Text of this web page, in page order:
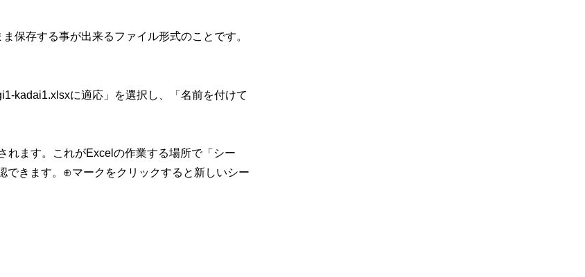
保存する事が出来るファイル形式のことです。
kadai1.xlsxに適応」を選択し、「名前を付けて
れます。これがExcelの作業する場所で「シー
できます。⊕マークをクリックすると新しいシー